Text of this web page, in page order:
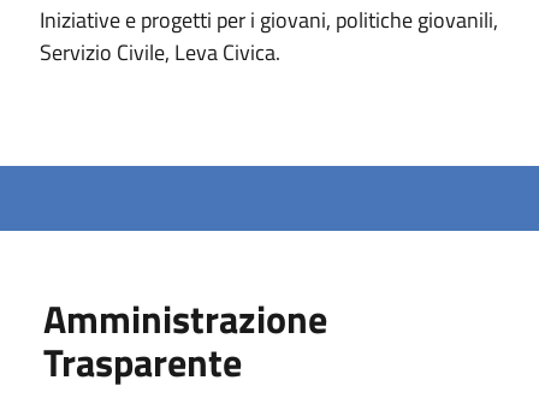
Iniziative e progetti per i giovani, politiche giovanili,
Servizio Civile, Leva Civica.
Amministrazione
Trasparente